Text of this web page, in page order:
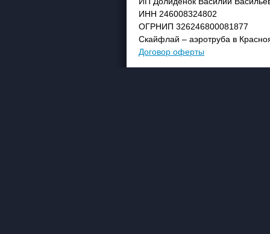
ИНН 246008324802
ОГРНИП 326246800081877
Скайфлай – аэротруба в
Договор оферты